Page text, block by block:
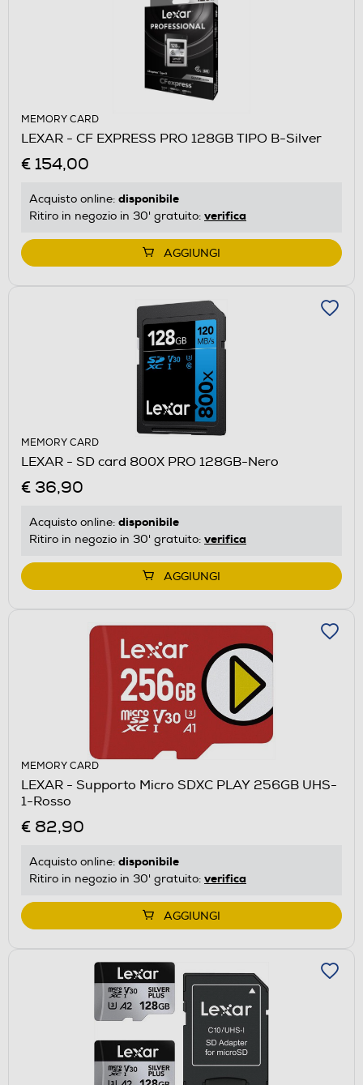
MEMORY CARD
LEXAR - CF EXPRESS PRO 128GB TIPO B-Silver
€ 154,00
Acquisto online: disponibile
Ritiro in negozio in 30' gratuito: verifica
AGGIUNGI
MEMORY CARD
LEXAR - SD card 800X PRO 128GB-Nero
€ 36,90
Acquisto online: disponibile
Ritiro in negozio in 30' gratuito: verifica
AGGIUNGI
MEMORY CARD
LEXAR - Supporto Micro SDXC PLAY 256GB UHS-
1-Rosso
€ 82,90
Acquisto online: disponibile
Ritiro in negozio in 30' gratuito: verifica
AGGIUNGI